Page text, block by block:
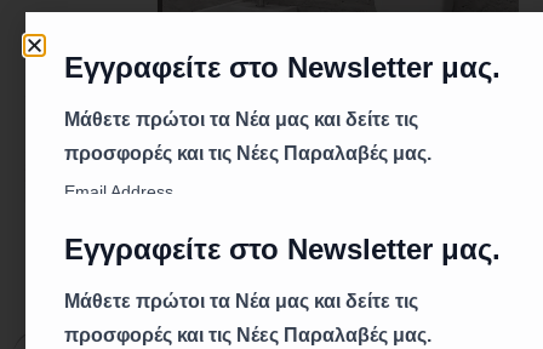
Περιγραφή Επιπλέον πληροφορίες